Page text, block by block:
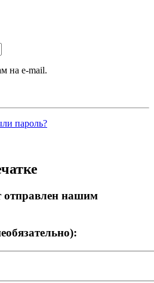
на e-mail.
пароль?
отправлен нашим